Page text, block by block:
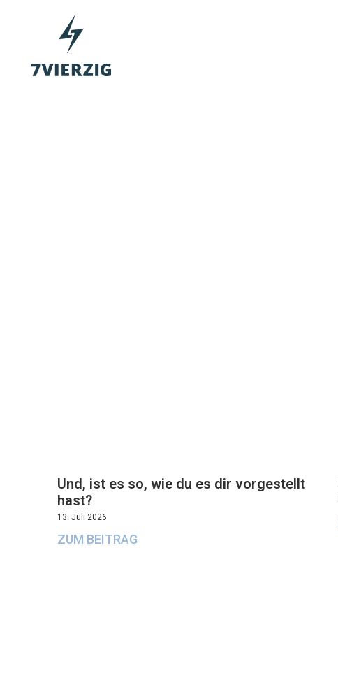
Und, ist es so, wie du es dir vorgestellt
hast?
13. Juli 2026
ZUM BEITRAG